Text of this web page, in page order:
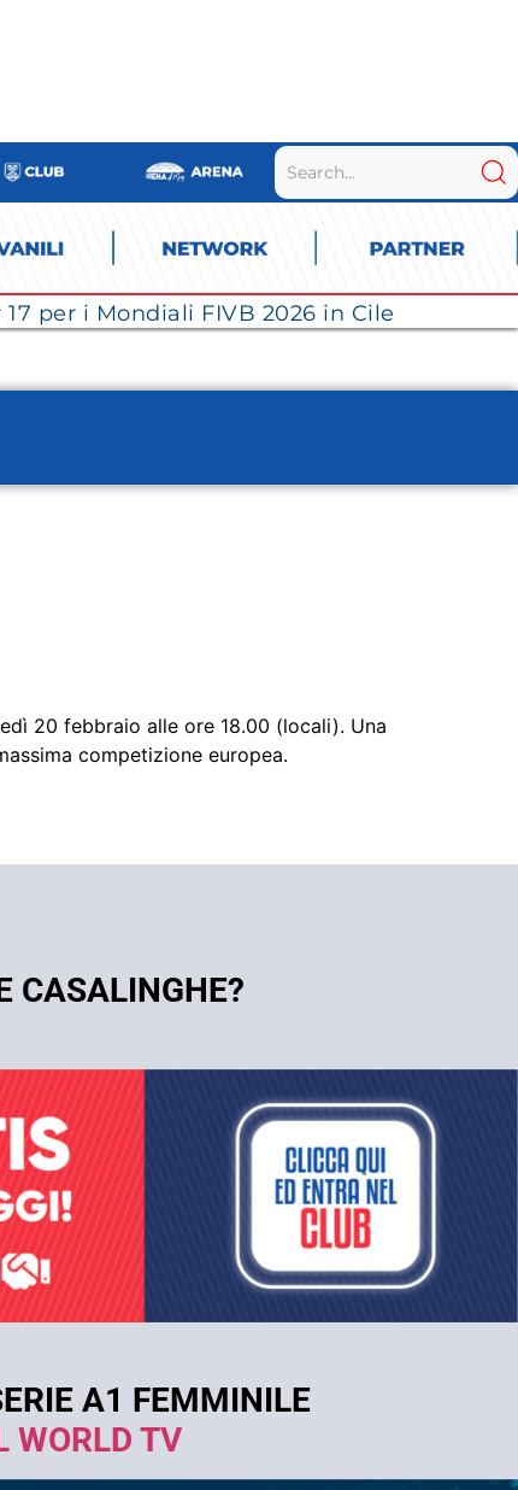
per i Mondiali FIVB 2026 in Cile
20 febbraio alle ore 18.00 (locali). Una
competizione europea.
CASALINGHE?
A1 FEMMINILE
WORLD TV